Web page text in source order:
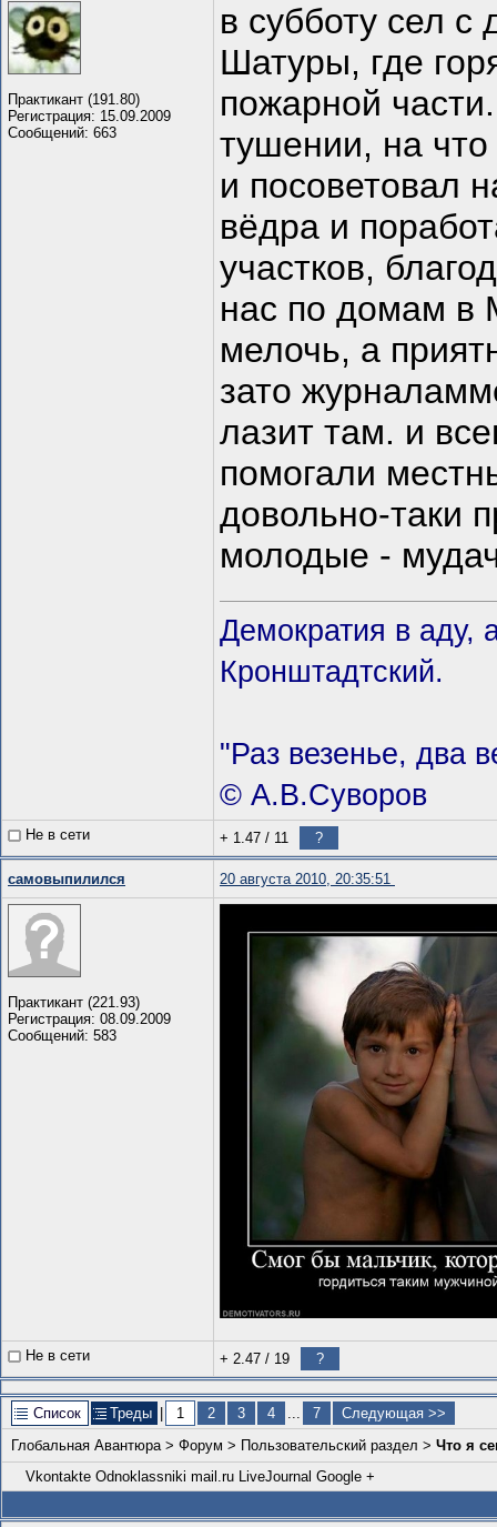
Практикант (191.80)
Регистрация: 15.09.2009
Сообщений: 663
в субботу сел с
Шатуры, где
пожарной
тушении, на
и посоветовал
вёдра и
участков,
нас по домам в
мелочь, а
зато
лазит там. и
помогали
довольно-таки
молодые -
Демократия в аду,
Кронштадтский.
"Раз везенье, два
© А.В.Суворов
Не в сети + 1.47 / 11 ?
самовыпилился 20 августа 2010, 20:35:51
Практикант (221.93)
Регистрация: 08.09.2009
Сообщений: 583
Не в сети + 2.47 / 19 ?
Список Треды 1 2 3 4 ... 7
Следующая >>
Глобальная Авантюра> Форум > Пользовательский раздел > Что я
Vkontakte Odnoklassniki mail.ru LiveJournal Google +